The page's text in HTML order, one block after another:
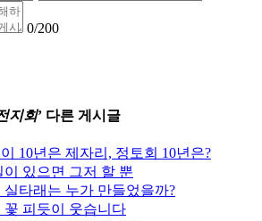
0/200
지회’ 다른 게시글
10년은 제자리, 정토회 10년은?
이 있으면 그저 할 뿐
실타래는 누가 만들었을까?
꽃 피듯이 웃습니다